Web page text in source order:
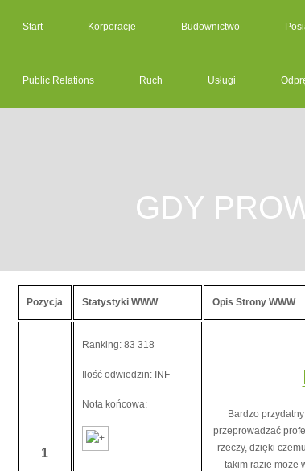
Start Korporacje Budownictwo
Public Relations Ruch Usługi
GDY
Pozycja Statystyki WWW Opis Strony WWW
1
Ranking: 83 318
Ilość odwiedzin: INF
Nota końcowa:
Bardzo
przeprowadzać
rzeczy, dzięki
takim razie może